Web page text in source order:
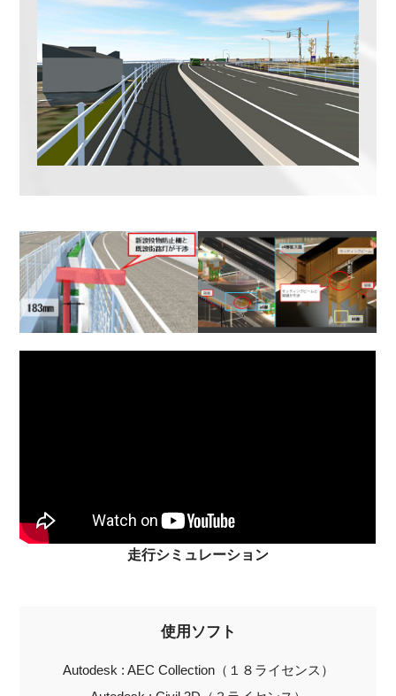
走行シミュレーション
使用ソフト
Autodesk : AEC Collection（１８ライセンス）